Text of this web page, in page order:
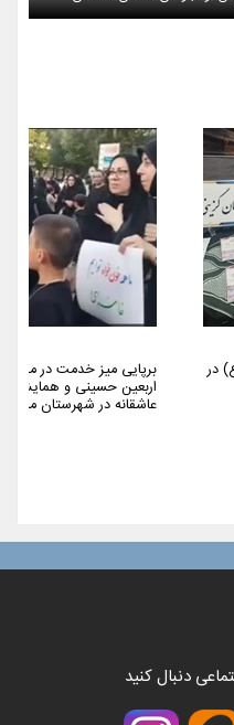
در برپایی میز خدمت در مراسم
اربعین حسینی و همایش
عاشقانه در شهرستان ملایر
دنبال کنید